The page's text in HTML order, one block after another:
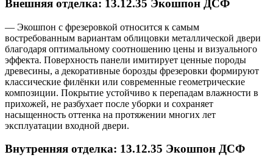
Внешняя отделка: 13.12.35 Экошпон ДСФ
— Экошпон с фрезеровкой относится к самым
востребованным вариантам облицовки металлической двери
благодаря оптимальному соотношению цены и визуального
эффекта. Поверхность панели имитирует ценные породы
древесины, а декоративные борозды фрезеровки формируют
классические филёнки или современные геометрические
композиции. Покрытие устойчиво к перепадам влажности в
прихожей, не разбухает после уборки и сохраняет
насыщенность оттенка на протяжении многих лет
эксплуатации входной двери.
Внутренняя отделка: 13.12.35 Экошпон ДСФ